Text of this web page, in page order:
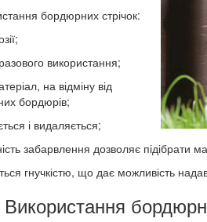
бордюрних стрічок:
використання;
на відміну від
бордюрів;
і видаляється;
забарвлення дозволяє підібрати
гнучкістю, що дає можливість
Використання